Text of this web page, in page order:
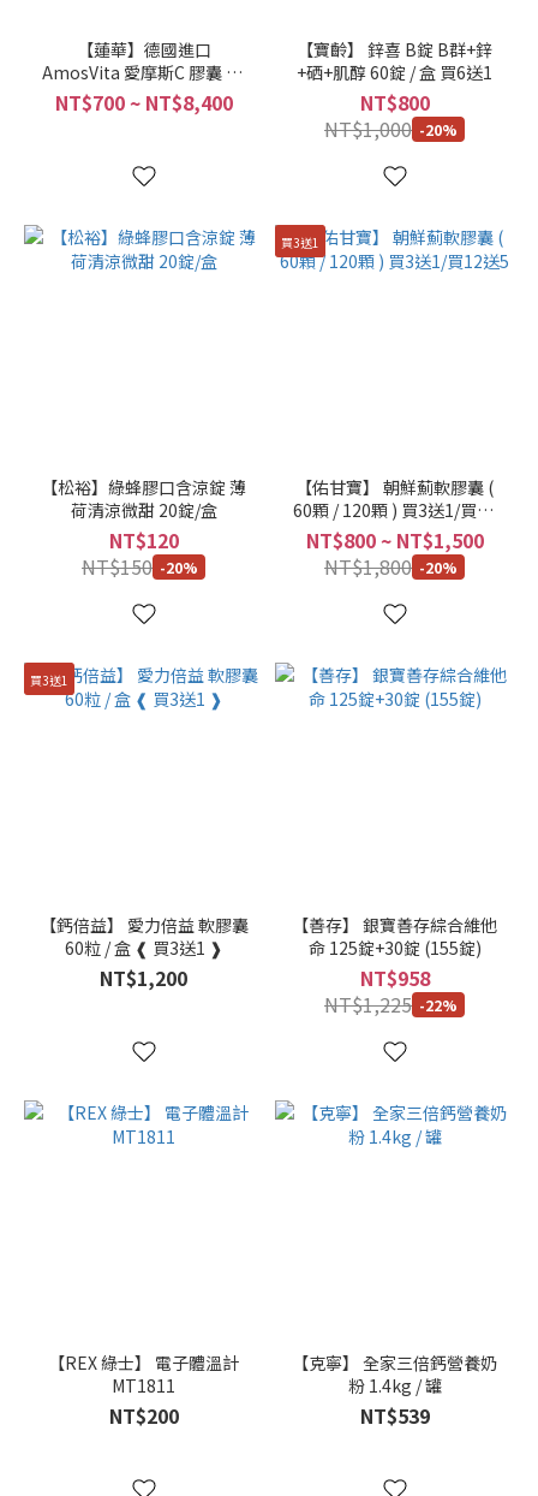
【蓮華】德國進口
AmosVita 愛摩斯C 膠囊 30
粒 / 盒 (買六送一/買12送3盒)
NT$700 ~ NT$8,400
【寶齡】 鋅喜 B錠 B群+鋅
+硒+肌醇 60錠 / 盒 買6送1
NT$800
NT$1,000 -20%
【松裕】綠蜂膠口含涼錠 薄
荷清涼微甜 20錠/盒
NT$120
NT$150 -20%
買3送1
【佑甘寶】 朝鮮薊軟膠囊 (
60顆 / 120顆 ) 買3送1/買12
送5
NT$800 ~ NT$1,500
NT$1,800 -20%
買3送1
【鈣倍益】 愛力倍益 軟膠囊
60粒 / 盒 ❰ 買3送1 ❱
NT$1,200
【善存】 銀寶善存綜合維他
命 125錠+30錠 (155錠)
NT$958
NT$1,225 -22%
【REX 綠士】 電子體溫計
MT1811
NT$200
【克寧】 全家三倍鈣營養奶
粉 1.4kg / 罐
NT$539